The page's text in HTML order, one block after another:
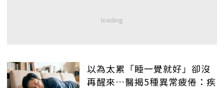
以為太累「睡一覺就好」卻沒
再醒來…醫揭5種異常疲倦：疾